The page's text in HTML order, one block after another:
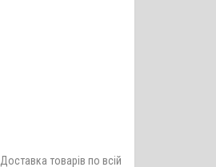
Доставка товарів по всій